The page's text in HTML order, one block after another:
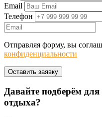
Email
Телефон
Отправляя форму, вы
конфиденциальности
Давайте подберём
отдыха?